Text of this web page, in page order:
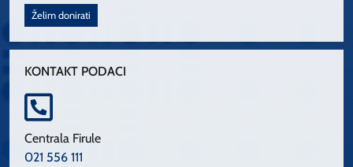
Želim donirati
KONTAKT PODACI
Centrala Firule
021 556 111